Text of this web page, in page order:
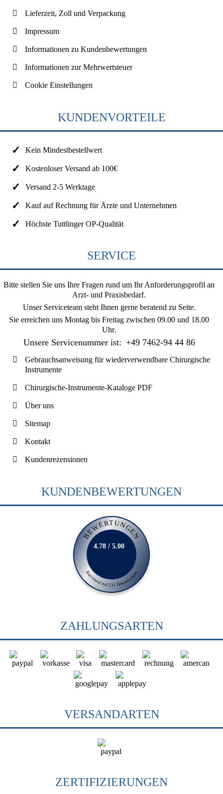
Lieferzeit, Zoll und Verpackung
Impressum
Informationen zu Kundenbewertungen
Informationen zur Mehrwertsteuer
Cookie Einstellungen
KUNDENVORTEILE
Kein Mindestbestellwert
Kostenloser Versand ab 100€
Versand 2-5 Werktage
Kauf auf Rechnung für Ärzte und Unternehmen
Höchste Tuttlinger OP-Qualität
SERVICE
Bitte stellen Sie uns Ihre Fragen rund um Ihr Anforderungsprofil an
Arzt- und Praxisbedarf.
Unser Serviceteam steht Ihnen gerne beratend zu Seite.
Sie erreichen uns Montag bis Freitag zwischen 09.00 und 18.00
Uhr.
Unsere Servicenummer ist: +49 7462-94 44 86
Gebrauchsanweisung für wiederverwendbare Chirurgische
Instrumente
Chirurgische-Instrumente-Kataloge PDF
Über uns
Sitemap
Kontakt
Kundenrezensionen
KUNDENBEWERTUNGEN
BEWERTUNGEN
Basierend auf 231 Bewertungen
4.78 / 5.00
ZAHLUNGSARTEN
VERSANDARTEN
ZERTIFIZIERUNGEN